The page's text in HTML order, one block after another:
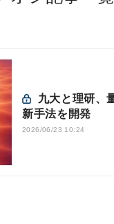
新手法を開発
2026/06/23 10:24